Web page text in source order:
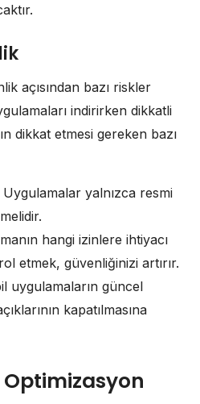
açısından bazı riskler
indirirken dikkatli
dikkat etmesi gereken bazı
Uygulamalar yalnızca resmi
hangi izinlere ihtiyacı
etmek, güvenliğinizi artırır.
uygulamaların güncel
kapatılmasına